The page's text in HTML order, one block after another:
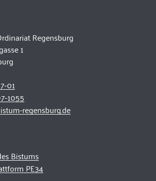
Regensburg
1
01
1055
regensburg.de
Bistums
PE34